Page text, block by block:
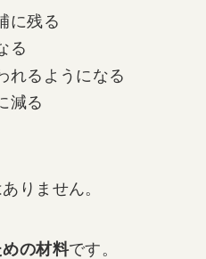
に残る
る
れるようになる
減る
りません。
の材料です。